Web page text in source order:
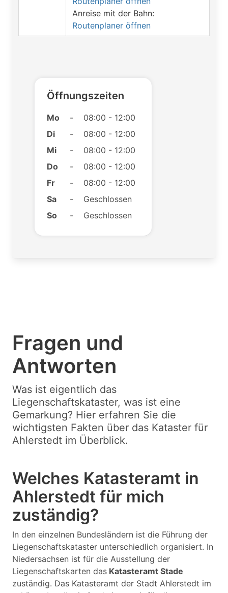
Anreise mit der Bahn:
Routenplaner öffnen
Öffnungszeiten
Mo -
08:00 - 12:00
Di
-
08:00 - 12:00
Mi
-
08:00 - 12:00
Do
-
08:00 - 12:00
Fr
-
08:00 - 12:00
Sa
-
Geschlossen
So
- Geschlossen
Fragen und
Antworten
Was ist eigentlich das
Liegenschaftskataster, was ist eine
Gemarkung? Hier erfahren Sie die
wichtigsten Fakten über das Kataster für
Ahlerstedt im Überblick.
Welches Katasteramt in
Ahlerstedt für mich
zuständig?
In den einzelnen Bundesländern ist die Führung der
Liegenschaftskataster unterschiedlich organisiert. In
Niedersachsen ist für die Ausstellung der
Liegenschaftskarten das Katasteramt Stade
zuständig. Das Katasteramt der Stadt Ahlerstedt im